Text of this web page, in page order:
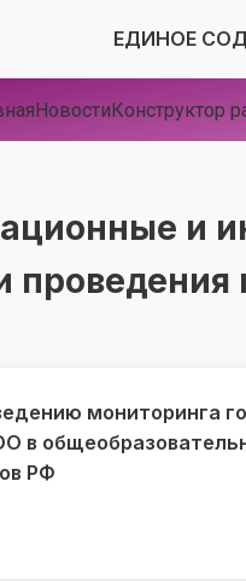
ЕДИНОЕ
НовостиКонструктор
и
мониторинга
в
РФ